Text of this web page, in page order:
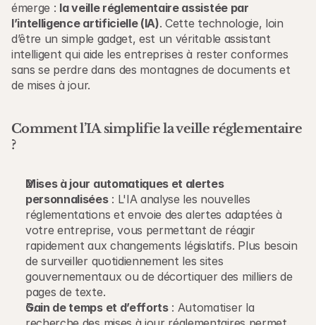
émerge : la veille réglementaire assistée par
l’intelligence artificielle (IA). Cette technologie, loin
d’être un simple gadget, est un véritable assistant
intelligent qui aide les entreprises à rester conformes
sans se perdre dans des montagnes de documents et
de mises à jour.
Comment l’IA simplifie la veille réglementaire
?
Mises à jour automatiques et alertes
personnalisées : L'IA analyse les nouvelles
réglementations et envoie des alertes adaptées à
votre entreprise, vous permettant de réagir
rapidement aux changements législatifs. Plus besoin
de surveiller quotidiennement les sites
gouvernementaux ou de décortiquer des milliers de
pages de texte.
Gain de temps et d’efforts : Automatiser la